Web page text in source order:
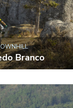
Branco